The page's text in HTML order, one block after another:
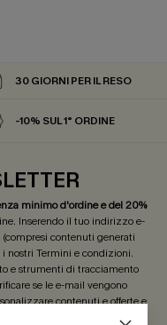
30 GIORNI PER IL RESO
-10% SUL 1° ORDINE
minimo d'ordine e del 20%
Inserendo il tuo indirizzo e-
contenuti generati
nostri Termini e condizioni.
e strumenti di tracciamento
se le e-mail vengono
contenuti e offerte e
il tutto come descritto nella